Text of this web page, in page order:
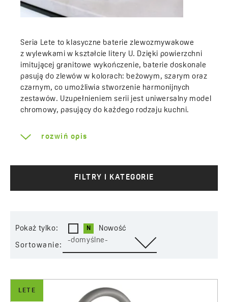
Seria Lete to klasyczne baterie zlewozmywakowe
z wylewkami w kształcie litery U. Dzięki powierzchni
imitującej granitowe wykończenie, baterie doskonale
pasują do zlewów w kolorach: beżowym, szarym oraz
czarnym, co umożliwia stworzenie harmonijnych
zestawów. Uzupełnieniem serii jest uniwersalny model
chromowy, pasujący do każdego rodzaju kuchni.
rozwiń opis
FILTRY I KATEGORIE
Pokaż tylko: Nowość
Sortowanie:
-domyślne-
LETE